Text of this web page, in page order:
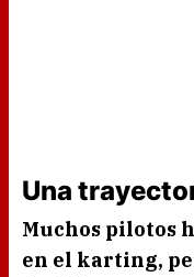
Una
Muchos pilotos
en el karting,